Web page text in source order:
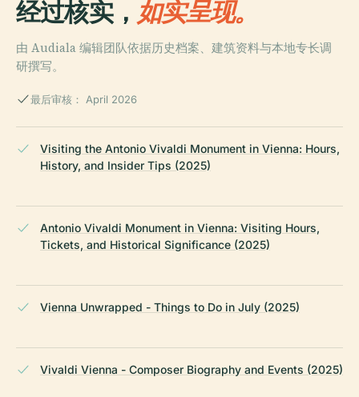
经过核实， 如实呈现。
由 Audiala 编辑团队依据历史档案、建筑资料与本地专长调
研撰写。
最后审核： April 2026
Visiting the Antonio Vivaldi Monument in Vienna: Hours,
History, and Insider Tips (2025)
Antonio Vivaldi Monument in Vienna: Visiting Hours,
Tickets, and Historical Significance (2025)
Vienna Unwrapped - Things to Do in July (2025)
Vivaldi Vienna - Composer Biography and Events (2025)